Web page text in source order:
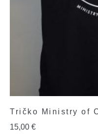
Tričko Ministry of
15,00 €